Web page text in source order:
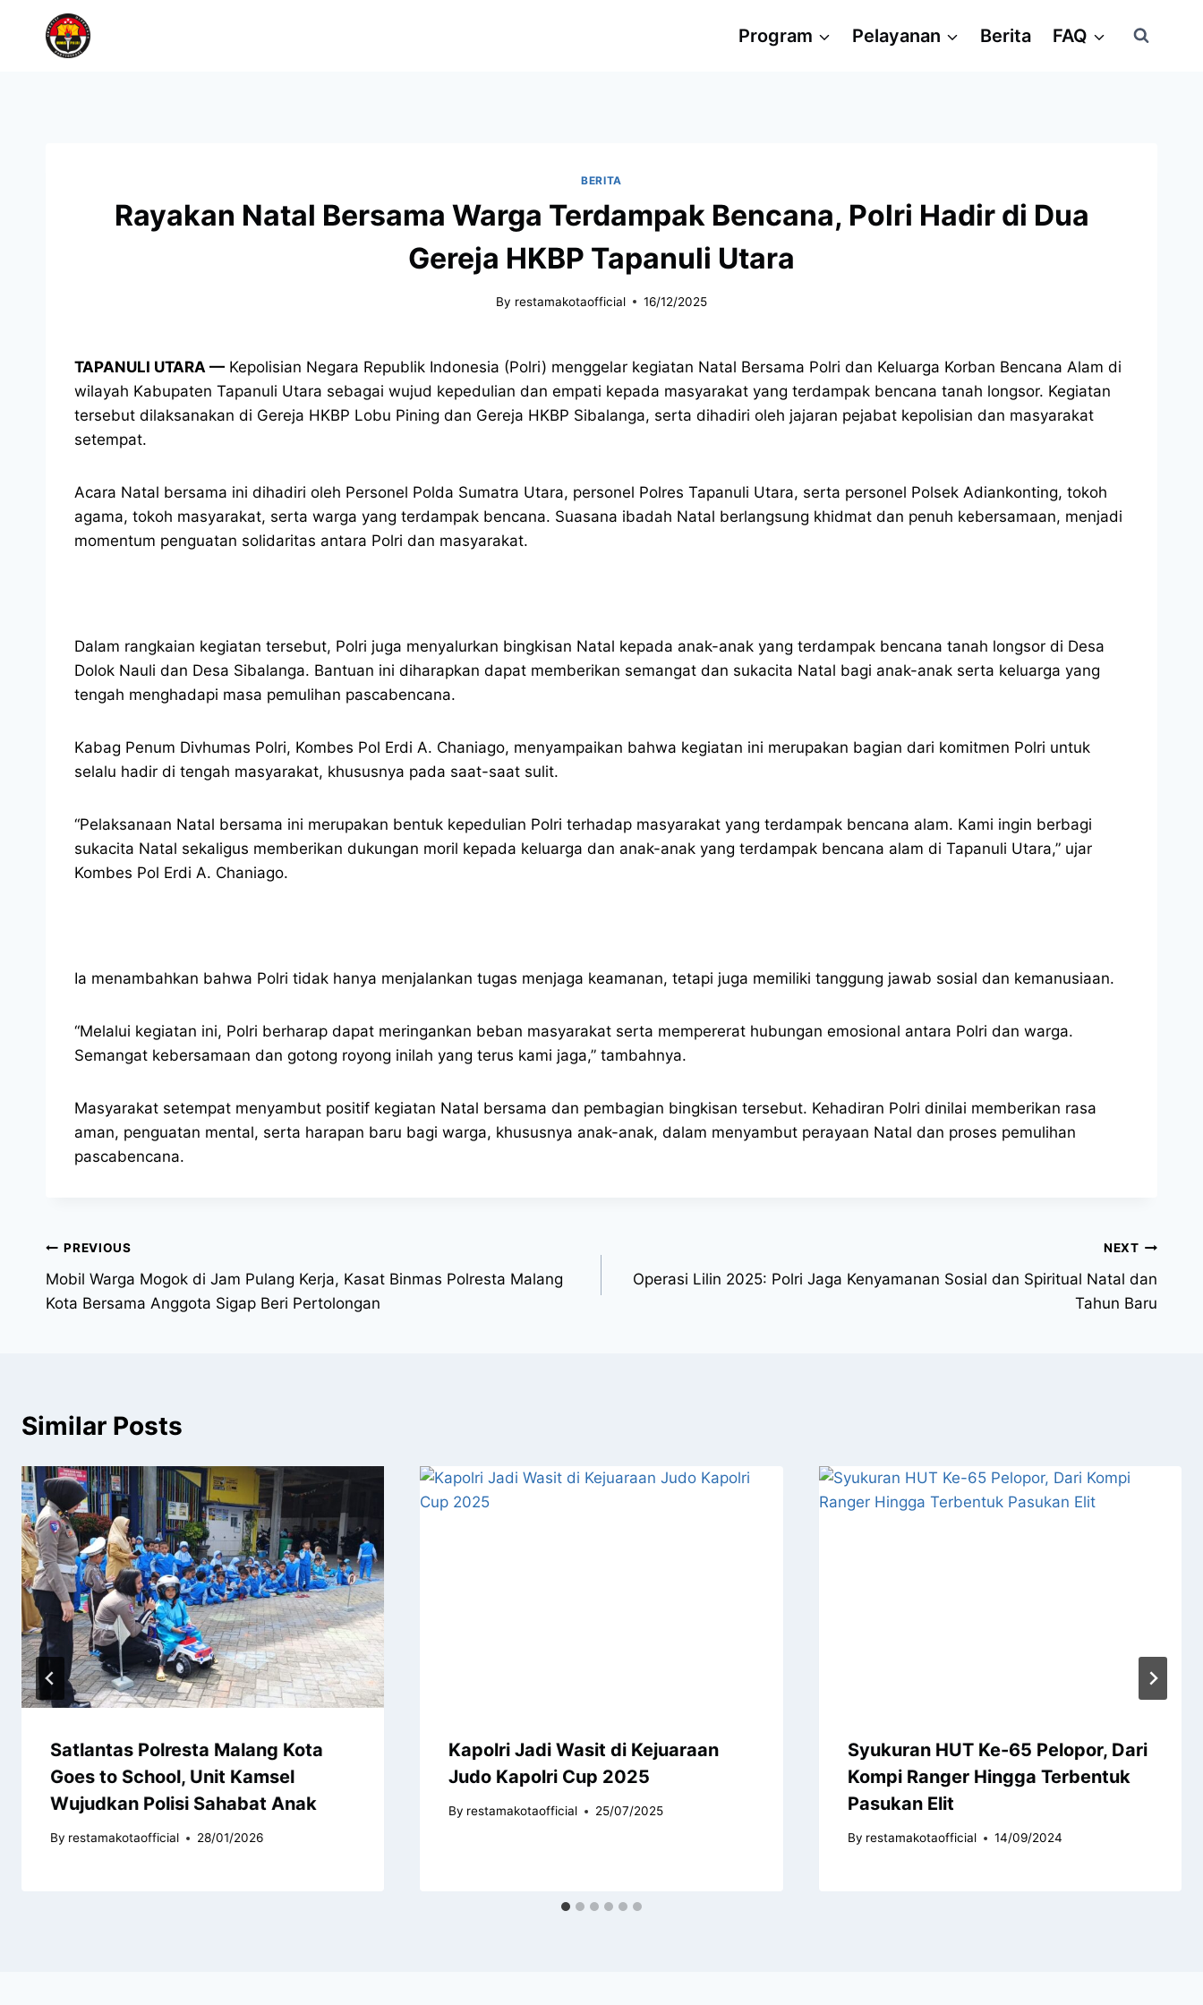
Program Pelayanan Berita FAQ
BERITA
Rayakan Natal Bersama Warga Terdampak Bencana, Polri Hadir di Dua
Gereja HKBP Tapanuli Utara
By restamakotaofficial 16/12/2025
TAPANULI UTARA — Kepolisian Negara Republik Indonesia (Polri) menggelar kegiatan Natal Bersama Polri dan Keluarga Korban Bencana Alam di
wilayah Kabupaten Tapanuli Utara sebagai wujud kepedulian dan empati kepada masyarakat yang terdampak bencana tanah longsor. Kegiatan
tersebut dilaksanakan di Gereja HKBP Lobu Pining dan Gereja HKBP Sibalanga, serta dihadiri oleh jajaran pejabat kepolisian dan masyarakat
setempat.
Acara Natal bersama ini dihadiri oleh Personel Polda Sumatra Utara, personel Polres Tapanuli Utara, serta personel Polsek Adiankonting, tokoh
agama, tokoh masyarakat, serta warga yang terdampak bencana. Suasana ibadah Natal berlangsung khidmat dan penuh kebersamaan, menjadi
momentum penguatan solidaritas antara Polri dan masyarakat.
Dalam rangkaian kegiatan tersebut, Polri juga menyalurkan bingkisan Natal kepada anak-anak yang terdampak bencana tanah longsor di Desa
Dolok Nauli dan Desa Sibalanga. Bantuan ini diharapkan dapat memberikan semangat dan sukacita Natal bagi anak-anak serta keluarga yang
tengah menghadapi masa pemulihan pascabencana.
Kabag Penum Divhumas Polri, Kombes Pol Erdi A. Chaniago, menyampaikan bahwa kegiatan ini merupakan bagian dari komitmen Polri untuk
selalu hadir di tengah masyarakat, khususnya pada saat-saat sulit.
“Pelaksanaan Natal bersama ini merupakan bentuk kepedulian Polri terhadap masyarakat yang terdampak bencana alam. Kami ingin berbagi
sukacita Natal sekaligus memberikan dukungan moril kepada keluarga dan anak-anak yang terdampak bencana alam di Tapanuli Utara,” ujar
Kombes Pol Erdi A. Chaniago.
Ia menambahkan bahwa Polri tidak hanya menjalankan tugas menjaga keamanan, tetapi juga memiliki tanggung jawab sosial dan kemanusiaan.
“Melalui kegiatan ini, Polri berharap dapat meringankan beban masyarakat serta mempererat hubungan emosional antara Polri dan warga.
Semangat kebersamaan dan gotong royong inilah yang terus kami jaga,” tambahnya.
Masyarakat setempat menyambut positif kegiatan Natal bersama dan pembagian bingkisan tersebut. Kehadiran Polri dinilai memberikan rasa
aman, penguatan mental, serta harapan baru bagi warga, khususnya anak-anak, dalam menyambut perayaan Natal dan proses pemulihan
pascabencana.
PREVIOUS
Mobil Warga Mogok di Jam Pulang Kerja, Kasat Binmas Polresta Malang
Kota Bersama Anggota Sigap Beri Pertolongan
NEXT
Operasi Lilin 2025: Polri Jaga Kenyamanan Sosial dan Spiritual Natal dan
Tahun Baru
Similar Posts
Satlantas Polresta Malang Kota
Goes to School, Unit Kamsel
Wujudkan Polisi Sahabat Anak
By restamakotaofficial 28/01/2026
Kapolri Jadi Wasit di Kejuaraan
Judo Kapolri Cup 2025
By restamakotaofficial 25/07/2025
Syukuran HUT Ke-65 Pelopor, Dari
Kompi Ranger Hingga Terbentuk
Pasukan Elit
By restamakotaofficial 14/09/2024